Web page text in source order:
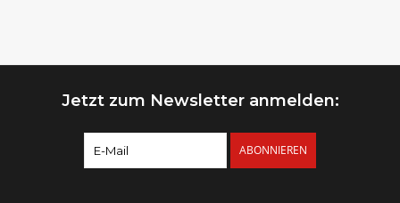
Jetzt zum Newsletter anmelden:
ABONNIEREN